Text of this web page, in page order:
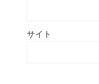
サイト